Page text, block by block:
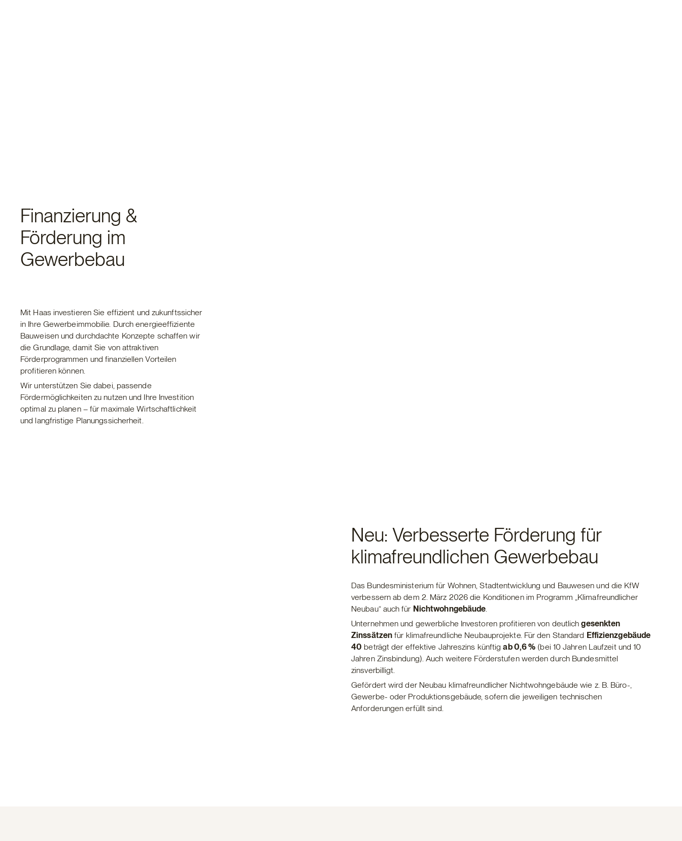
Finanzierung &
Förderung im
Gewerbebau
Mit Haas investieren Sie effizient und zukunftssicher
in Ihre Gewerbeimmobilie. Durch energieeffiziente
Bauweisen und durchdachte Konzepte schaffen wir
die Grundlage, damit Sie von attraktiven
Förderprogrammen und finanziellen Vorteilen
profitieren können.
Wir unterstützen Sie dabei, passende
Fördermöglichkeiten zu nutzen und Ihre Investition
optimal zu planen – für maximale Wirtschaftlichkeit
und langfristige Planungssicherheit.
Neu: Verbesserte Förderung für
klimafreundlichen Gewerbebau
Das Bundesministerium für Wohnen, Stadtentwicklung und Bauwesen und die KfW
verbessern ab dem 2. März 2026 die Konditionen im Programm „Klimafreundlicher
Neubau“ auch für Nichtwohngebäude.
Unternehmen und gewerbliche Investoren profitieren von deutlichgesenkten
Zinssätzen für klimafreundliche Neubauprojekte. Für den Standard Effizienzgebäude
40 beträgt der effektive Jahreszins künftigab 0,6 % (bei 10 Jahren Laufzeit und 10
Jahren Zinsbindung). Auch weitere Förderstufen werden durch Bundesmittel
zinsverbilligt.
Gefördert wird der Neubau klimafreundlicher Nichtwohngebäude wie z. B. Büro-,
Gewerbe- oder Produktionsgebäude, sofern die jeweiligen technischen
Anforderungen erfüllt sind.